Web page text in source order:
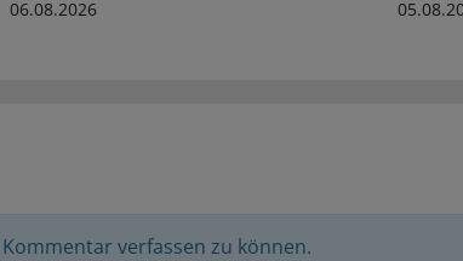
06.08.2026
verfassen zu können.